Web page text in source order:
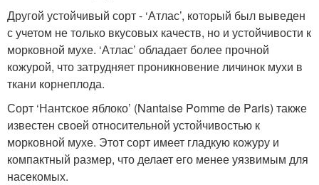
Другой устойчивый сорт - ‘Атлас’, который был выведен
с учетом не только вкусовых качеств, но и устойчивости к
морковной мухе. ‘Атлас’ обладает более прочной
кожурой, что затрудняет проникновение личинок мухи в
ткани корнеплода.
Сорт ‘Нантское яблоко’ (Nantaise Pomme de Paris) также
известен своей относительной устойчивостью к
морковной мухе. Этот сорт имеет гладкую кожуру и
компактный размер, что делает его менее уязвимым для
насекомых.